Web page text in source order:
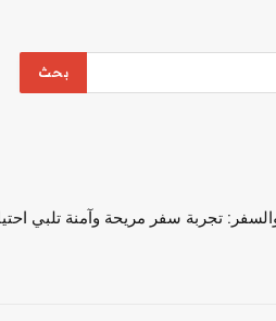
تجربة سفر مريحة وآمنة تلبي